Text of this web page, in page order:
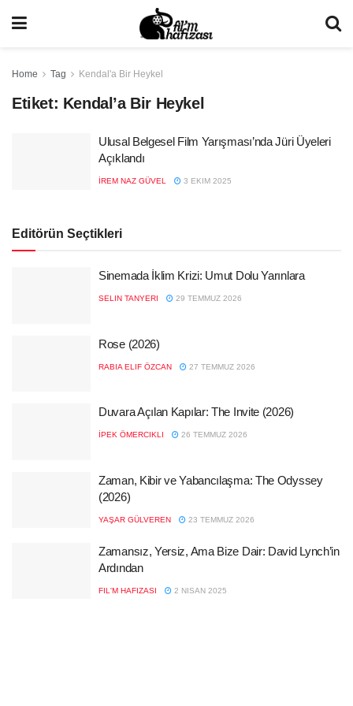
Home Tag Kendal'a Bir Heykel
Etiket: Kendal’a Bir Heykel
Ulusal Belgesel Film Yarışması’nda Jüri Üyeleri
Açıklandı
İREM NAZ GÜVEL 3 EKIM 2025
Editörün Seçtikleri
Sinemada İklim Krizi: Umut Dolu Yarınlara
SELIN TANYERI 29 TEMMUZ 2026
Rose (2026)
RABIA ELIF ÖZCAN 27 TEMMUZ 2026
Duvara Açılan Kapılar: The Invite (2026)
İPEK ÖMERCIKLI 26 TEMMUZ 2026
Zaman, Kibir ve Yabancılaşma: The Odyssey
(2026)
YAŞAR GÜLVEREN 23 TEMMUZ 2026
Zamansız, Yersiz, Ama Bize Dair: David Lynch’in
Ardından
FIL'M HAFIZASI 2 NISAN 2025